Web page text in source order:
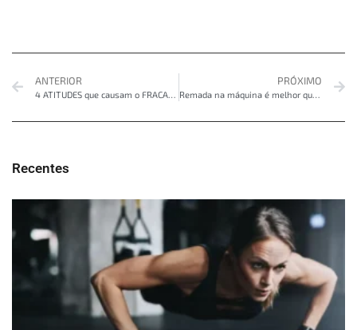
ANTERIOR
4 ATITUDES que causam o FRACASSO na DIETA
PRÓXIMO
Remada na máquina é melhor que livre?
Recentes